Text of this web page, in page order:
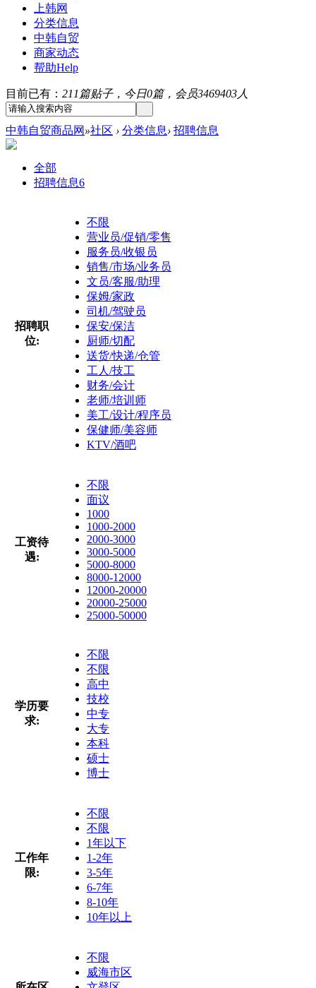
上韩网
分类信息
中韩自贸
商家动态
帮助Help
目前已有： 211篇贴子，今日0篇，会员3469403人
中韩自贸商品网 »社区 › 分类信息› 招聘信息
全部
招聘信息6
招聘职
位:
不限
营业员/促销/零售
服务员/收银员
销售/市场/业务员
文员/客服/助理
保姆/家政
司机/驾驶员
保安/保洁
厨师/切配
送货/快递/仓管
工人/技工
财务/会计
老师/培训师
美工/设计/程序员
保健师/美容师
KTV/酒吧
工资待
遇:
不限
面议
1000
1000-2000
2000-3000
3000-5000
5000-8000
8000-12000
12000-20000
20000-25000
25000-50000
学历要
求:
不限
不限
高中
技校
中专
大专
本科
硕士
博士
工作年
限:
不限
不限
1年以下
1-2年
3-5年
6-7年
8-10年
10年以上
不限
威海市区